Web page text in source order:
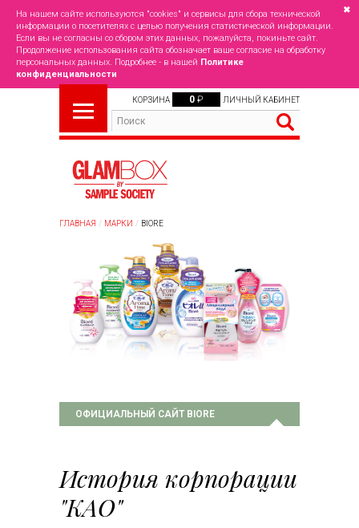
На нашем сайте используются "cookies" и сервисы для сбора технической
информации о посетителях с целью получения статистической информации.
Если вы не согласны со сбором этих данных, пожалуйста, покиньте сайт.
Продолжение использования сайта обозначает ваше согласие на обработку
персональных данных. Подробнее - в нашей Политике
конфиденциальности
✖
КОРЗИНА 0 ₽ ЛИЧНЫЙ КАБИНЕТ
ГЛАВНАЯ МАРКИ BIORE
ОФИЦИАЛЬНЫЙ САЙТ BIORE
История корпорации
"KAO"